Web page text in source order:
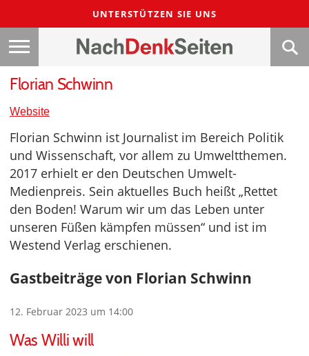
UNTERSTÜTZEN SIE UNS
Florian Schwinn
Website
Florian Schwinn ist Journalist im Bereich Politik
und Wissenschaft, vor allem zu Umweltthemen.
2017 erhielt er den Deutschen Umwelt-
Medienpreis. Sein aktuelles Buch heißt „Rettet
den Boden! Warum wir um das Leben unter
unseren Füßen kämpfen müssen“ und ist im
Westend Verlag erschienen.
Gastbeiträge von Florian Schwinn
12. Februar 2023 um 14:00
Was Willi will